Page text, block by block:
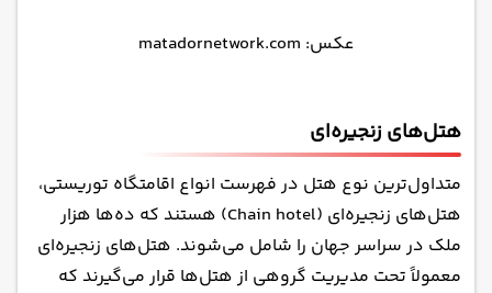
عکس: matadornetwork.com
هتل‌های زنجیره‌ای
متداول‌ترین نوع هتل در فهرست انواع اقامتگاه توریستی،
هتل‌های زنجیره‌ای
(Chain hotel) هستند که ده‌ها هزار
ملک در سراسر جهان را شامل می‌شوند. هتل‌های زنجیره‌ای
معمولاً تحت مدیریت گروهی از هتل‌ها قرار می‌گیرند که